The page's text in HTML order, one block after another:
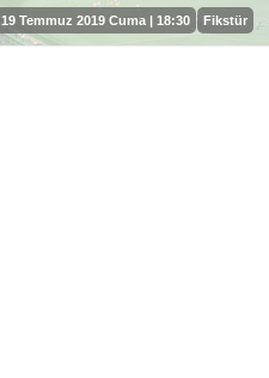
19 Temmuz 2019 Cuma | 18:30 Fikstür